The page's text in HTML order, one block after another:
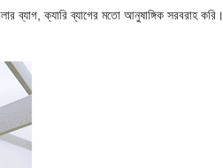
ব্যাগ, ক্যারি ব্যাগের মতো আনুষাঙ্গিক সরবরাহ করি।